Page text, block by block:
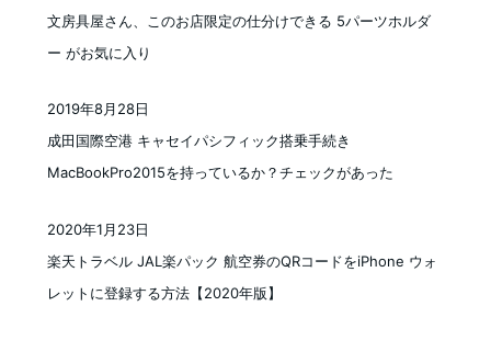
文房具屋さん、このお店限定の仕分けできる 5パーツホルダ
ー がお気に入り
成田国際空港 キャセイパシフィック搭乗手続き
MacBookPro2015を持っているか？チェックがあった
2019年8月28日
楽天トラベル JAL楽パック 航空券のQRコードをiPhone ウォ
レットに登録する方法【2020年版】
2020年1月23日